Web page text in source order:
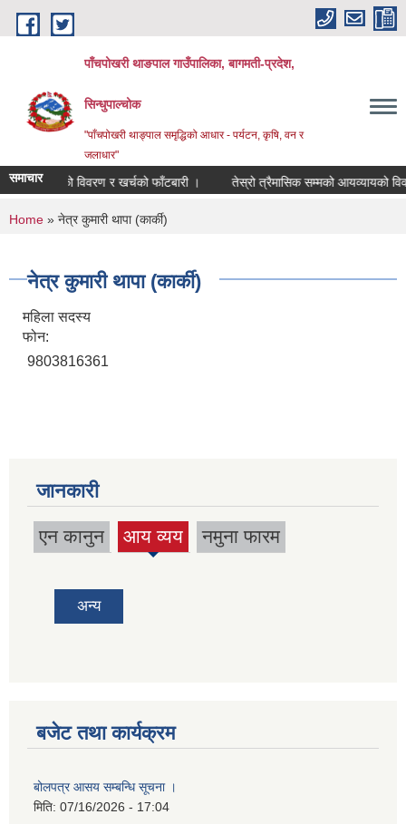
Skip to main content
पाँचपोखरी थाङपाल गाउँपालिका, बागमती-प्रदेश,
सिन्धुपाल्चोक
"पाँचपोखरी थाङ्पाल समृद्धिको आधार - पर्यटन, कृषि, वन र
जलाधार"
समाचारविवरण र खर्चको फाँटबारी । तेस्रो त्रैमासिक सम्मको आयव्यायको विवरण
You are here
Home » नेत्र कुमारी थापा (कार्की)
नेत्र कुमारी थापा (कार्की)
महिला सदस्य
फोन:
9803816361
जानकारी
एन कानुन आय व्यय
(active
नमुना फारम
अन्य
बजेट तथा कार्यक्रम
बोलपत्र आसय सम्बन्धि सूचना ।
मिति: 07/16/2026 - 17:04